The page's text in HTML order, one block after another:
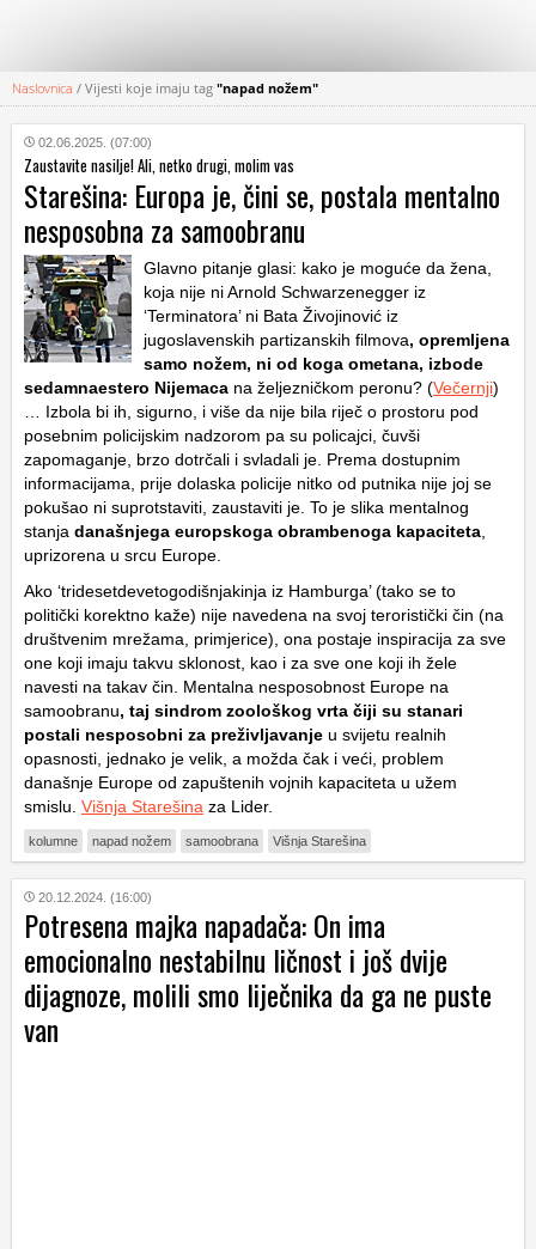
KATEGORIJE
HRVATSKI
WEB
Naslovnica / Vijesti koje imaju tag "napad nožem"
02.06.2025. (07:00)
Zaustavite nasilje! Ali, netko drugi, molim vas
Starešina: Europa je, čini se, postala mentalno
nesposobna za samoobranu
Glavno pitanje glasi: kako je moguće da žena,
koja nije ni Arnold Schwarzenegger iz
‘Terminatora’ ni Bata Živojinović iz
jugoslavenskih partizanskih filmova, opremljena
samo nožem, ni od koga ometana, izbode
sedamnaestero Nijemaca na željezničkom peronu? (Večernji)
… Izbola bi ih, sigurno, i više da nije bila riječ o prostoru pod
posebnim policijskim nadzorom pa su policajci, čuvši
zapomaganje, brzo dotrčali i svladali je. Prema dostupnim
informacijama, prije dolaska policije nitko od putnika nije joj se
pokušao ni suprotstaviti, zaustaviti je. To je slika mentalnog
stanja današnjega europskoga obrambenoga kapaciteta
uprizorena u srcu Europe.
Ako ‘tridesetdevetogodišnjakinja iz Hamburga’ (tako se to
politički korektno kaže) nije navedena na svoj teroristički čin (na
društvenim mrežama, primjerice), ona postaje inspiracija za sve
one koji imaju takvu sklonost, kao i za sve one koji ih žele
navesti na takav čin. Mentalna nesposobnost Europe na
samoobranu, taj sindrom zoološkog vrta čiji su stanari
postali nesposobni za preživljavanje u svijetu realnih
opasnosti, jednako je velik, a možda čak i veći, problem
današnje Europe od zapuštenih vojnih kapaciteta u užem
smislu. Višnja Starešina za Lider.
kolumne napad nožem samoobrana Višnja Starešina
20.12.2024. (16:00)
Potresena majka napadača: On ima
emocionalno nestabilnu ličnost i još dvije
dijagnoze, molili smo liječnika da ga ne puste
van